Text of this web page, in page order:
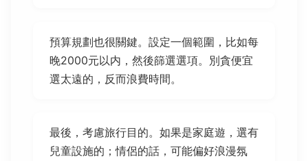
預算規劃也很關鍵。設定一個範圍，比如每
晚2000元以内，然後篩選選項。別貪便宜
選太遠的，反而浪費時間。
最後，考慮旅行目的。如果是家庭遊，選有
兒童設施的；情侶的話，可能偏好浪漫氛